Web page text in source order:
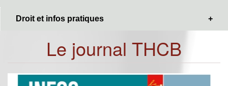
Droit et infos pratiques
Le journal THCB